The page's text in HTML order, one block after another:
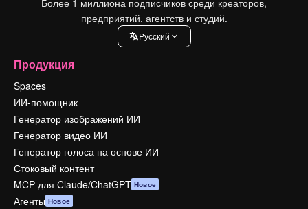
предприятий, агентств и студий.
Pусский
Продукция
Spaces
ИИ-помощник
Генератор изображений ИИ
Генератор видео ИИ
Генератор голоса на основе ИИ
Стоковый контент
MCP для Claude/ChatGPT Новое
Агенты Новое